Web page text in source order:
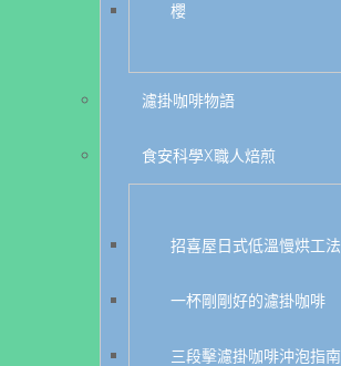
櫻
濾掛咖啡物語
食安科學X職人焙煎
招喜屋日式低溫慢烘工法
一杯剛剛好的濾掛咖啡
三段擊濾掛咖啡沖泡指南